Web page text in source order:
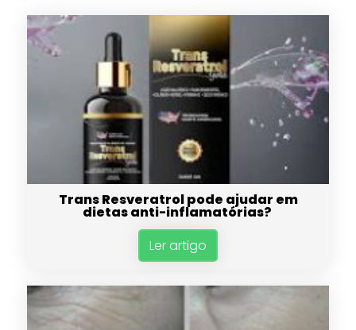
Trans Resveratrol pode ajudar em
dietas anti-inflamatórias?
Ler artigo